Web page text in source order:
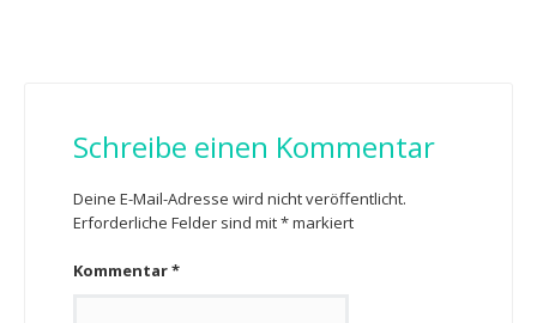
Schreibe einen Kommentar
Deine E-Mail-Adresse wird nicht veröffentlicht.
Erforderliche Felder sind mit*markiert
Kommentar*